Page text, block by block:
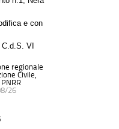
e con
C.d.S. VI
regionale
Civile,
26